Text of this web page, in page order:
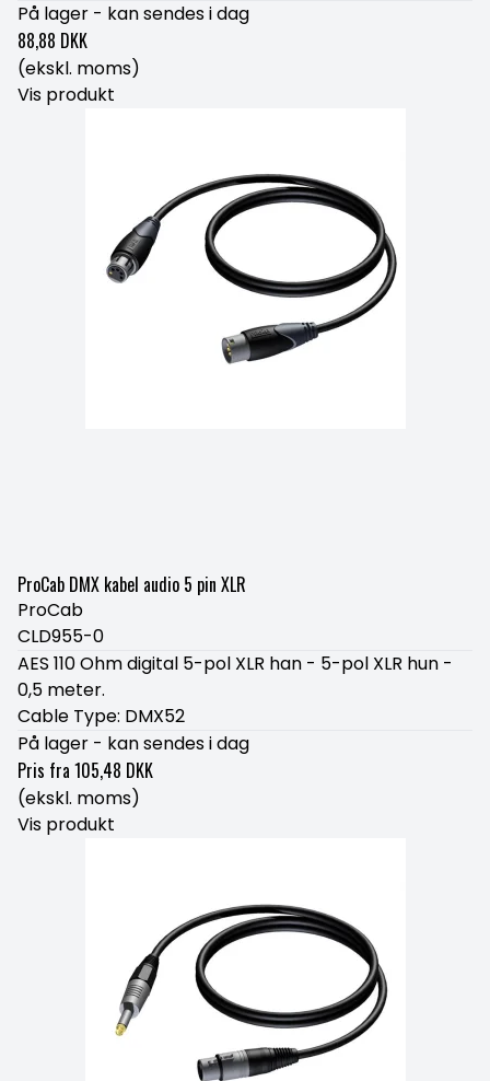
På lager - kan sendes i dag
88,88 DKK
(ekskl. moms)
Vis produkt
ProCab DMX kabel audio 5 pin XLR
ProCab
CLD955-0
AES 110 Ohm digital 5-pol XLR han - 5-pol XLR hun -
0,5 meter.
Cable Type: DMX52
På lager - kan sendes i dag
Pris fra 105,48 DKK
(ekskl. moms)
Vis produkt